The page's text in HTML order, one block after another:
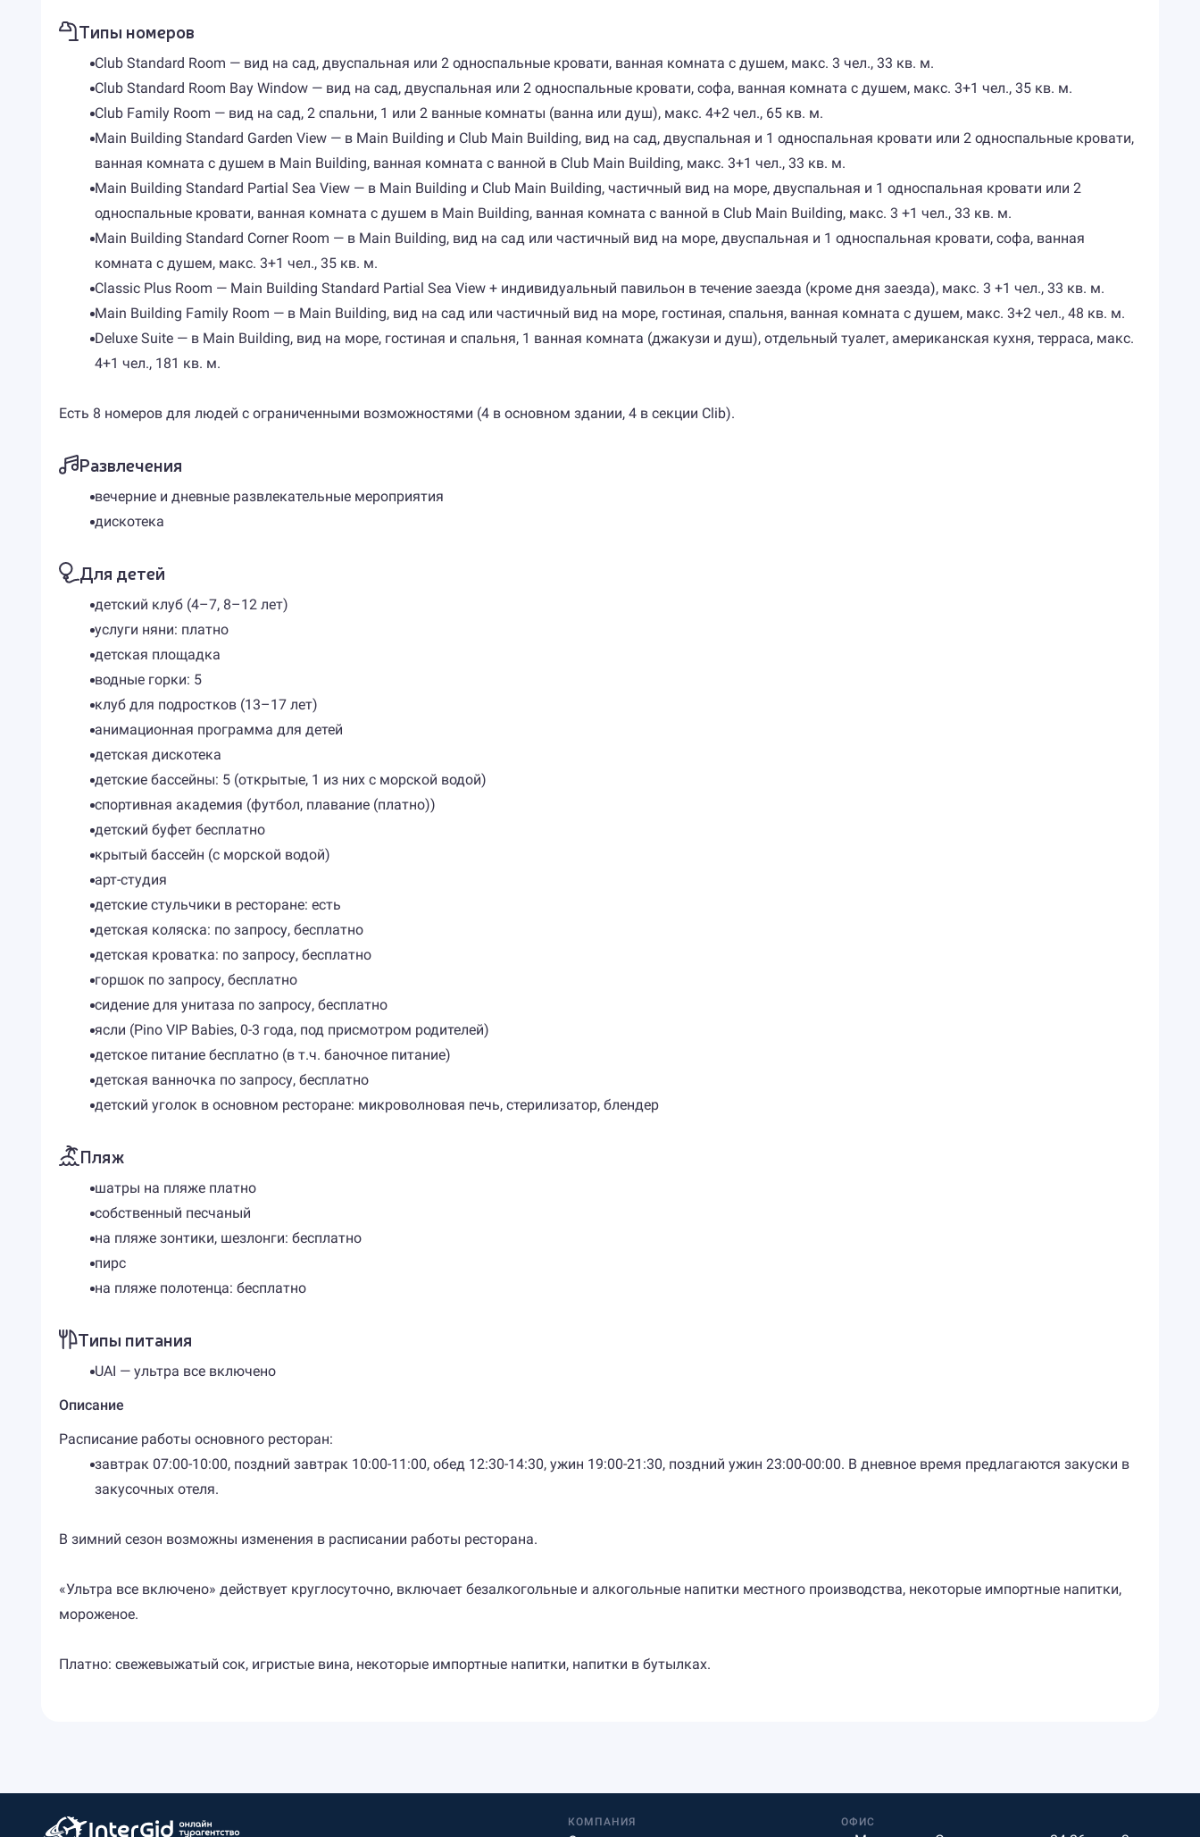
Типы номеров
Club Standard Room — вид на сад, двуспальная или 2 односпальные кровати, ванная комната с душем, макс. 3 чел., 33 кв. м.
Club Standard Room Bay Window — вид на сад, двуспальная или 2 односпальные кровати, софа, ванная комната с душем, макс. 3+1 чел., 35 кв. м.
Club Family Room — вид на сад, 2 спальни, 1 или 2 ванные комнаты (ванна или душ), макс. 4+2 чел., 65 кв. м.
Main Building Standard Garden View — в Main Building и Club Main Building, вид на сад, двуспальная и 1 односпальная кровати или 2 односпальные кровати,
ванная комната с душем в Main Building, ванная комната с ванной в Club Main Building, макс. 3+1 чел., 33 кв. м.
Main Building Standard Partial Sea View — в Main Building и Club Main Building, частичный вид на море, двуспальная и 1 односпальная кровати или 2
односпальные кровати, ванная комната с душем в Main Building, ванная комната с ванной в Club Main Building, макс. 3 +1 чел., 33 кв. м.
Main Building Standard Corner Room — в Main Building, вид на сад или частичный вид на море, двуспальная и 1 односпальная кровати, софа, ванная
комната с душем, макс. 3+1 чел., 35 кв. м.
Classic Plus Room — Main Building Standard Partial Sea View + индивидуальный павильон в течение заезда (кроме дня заезда), макс. 3 +1 чел., 33 кв. м.
Main Building Family Room — в Main Building, вид на сад или частичный вид на море, гостиная, спальня, ванная комната с душем, макс. 3+2 чел., 48 кв. м.
Deluxe Suite — в Main Building, вид на море, гостиная и спальня, 1 ванная комната (джакузи и душ), отдельный туалет, американская кухня, терраса, макс.
4+1 чел., 181 кв. м.
Есть 8 номеров для людей с ограниченными возможностями (4 в основном здании, 4 в секции Clib).
Развлечения
вечерние и дневные развлекательные мероприятия
дискотека
Для детей
детский клуб (4–7, 8–12 лет)
услуги няни: платно
детская площадка
водные горки: 5
клуб для подростков (13–17 лет)
анимационная программа для детей
детская дискотека
детские бассейны: 5 (открытые, 1 из них с морской водой)
спортивная академия (футбол, плавание (платно))
детский буфет бесплатно
крытый бассейн (с морской водой)
арт-студия
детские стульчики в ресторане: есть
детская коляска: по запросу, бесплатно
детская кроватка: по запросу, бесплатно
горшок по запросу, бесплатно
сидение для унитаза по запросу, бесплатно
ясли (Pino VIP Babies, 0-3 года, под присмотром родителей)
детское питание бесплатно (в т.ч. баночное питание)
детская ванночка по запросу, бесплатно
детский уголок в основном ресторане: микроволновая печь, стерилизатор, блендер
Пляж
шатры на пляже платно
собственный песчаный
на пляже зонтики, шезлонги: бесплатно
пирс
на пляже полотенца: бесплатно
Типы питания
UAI — ультра все включено
Описание
Расписание работы основного ресторан:
завтрак 07:00-10:00, поздний завтрак 10:00-11:00, обед 12:30-14:30, ужин 19:00-21:30, поздний ужин 23:00-00:00. В дневное время предлагаются закуски в
закусочных отеля.
В зимний сезон возможны изменения в расписании работы ресторана.
«Ультра все включено» действует круглосуточно, включает безалкогольные и алкогольные напитки местного производства, некоторые импортные напитки,
мороженое.
Платно: свежевыжатый сок, игристые вина, некоторые импортные напитки, напитки в бутылках.
КОМПАНИЯ ОФИС